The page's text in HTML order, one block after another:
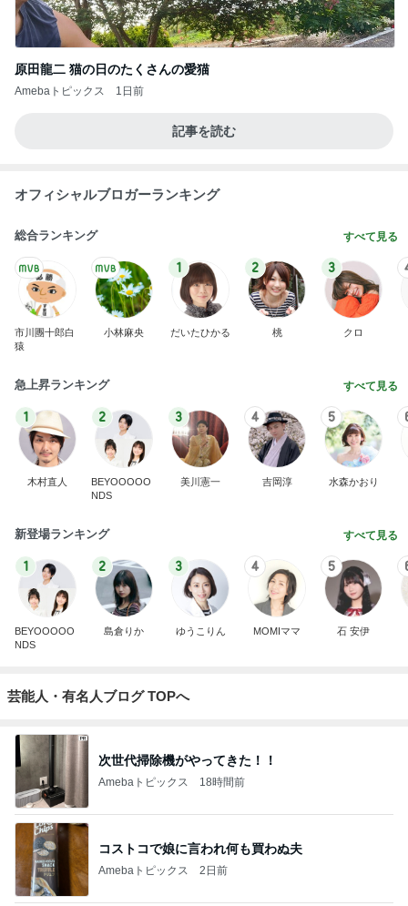
原田龍二 猫の日のたくさんの愛猫
Amebaトピックス 1日前
記事を読む
オフィシャルブロガーランキング
総合ランキング すべて見る
市川團十郎白
猿
小林麻央
1
だいたひかる
2
桃
3
クロ
急上昇ランキング すべて見る
1
木村直人
2
BEYOOOOO
NDS
3
美川憲一
4
吉岡淳
5
水森かおり
新登場ランキング すべて見る
1
BEYOOOOO
NDS
2
島倉りか
3
ゆうこりん
4
MOMIママ
5
石 安伊
芸能人・有名人ブログ TOPへ
次世代掃除機がやってきた！！
Amebaトピックス 18時間前
コストコで娘に言われ何も買わぬ夫
Amebaトピックス 2日前